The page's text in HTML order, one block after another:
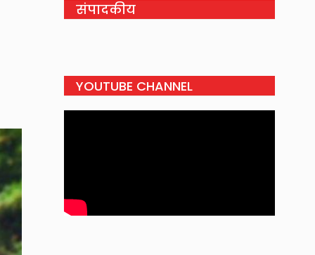
संपादकीय
YOUTUBE CHANNEL